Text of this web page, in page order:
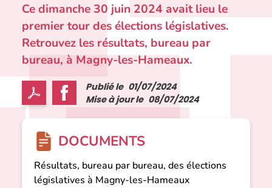
Ce dimanche 30 juin 2024 avait lieu le
premier tour des élections législatives.
Retrouvez les résultats, bureau par
bureau, à Magny-les-Hameaux.
Publié le 01/07/2024
Mise à jour le 08/07/2024
DOCUMENTS
Résultats, bureau par bureau, des élections
législatives à Magny-les-Hameaux